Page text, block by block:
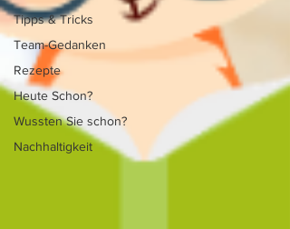
Tipps & Tricks
Team-Gedanken
Rezepte
Heute Schon?
Wussten Sie schon?
Nachhaltigkeit